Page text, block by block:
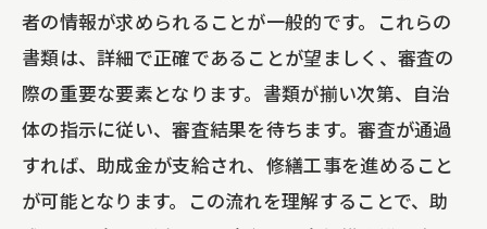
者の情報が求められることが一般的です。これらの
書類は、詳細で正確であることが望ましく、審査の
際の重要な要素となります。書類が揃い次第、自治
体の指示に従い、審査結果を待ちます。審査が通過
すれば、助成金が支給され、修繕工事を進めること
が可能となります。この流れを理解することで、助